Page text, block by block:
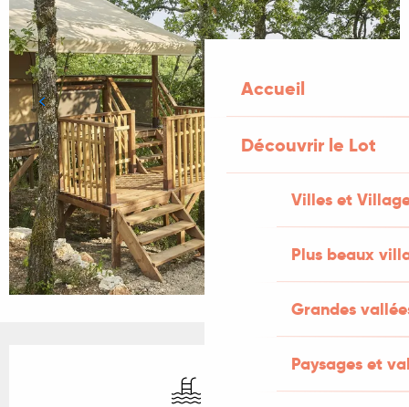
Accueil
Découvrir le Lot
Villes et
Plus beaux
Grandes
Paysages et
Ouverture et coordonnées
Piscine